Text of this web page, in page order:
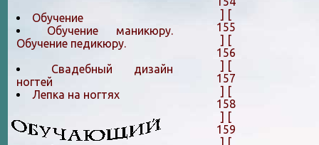
] [
155
] [
156
] [
157
] [
158
] [
159
] [
Обучение
Обучение маникюру.
Обучение педикюру.
Свадебный дизайн
ногтей
Лепка на ногтяx